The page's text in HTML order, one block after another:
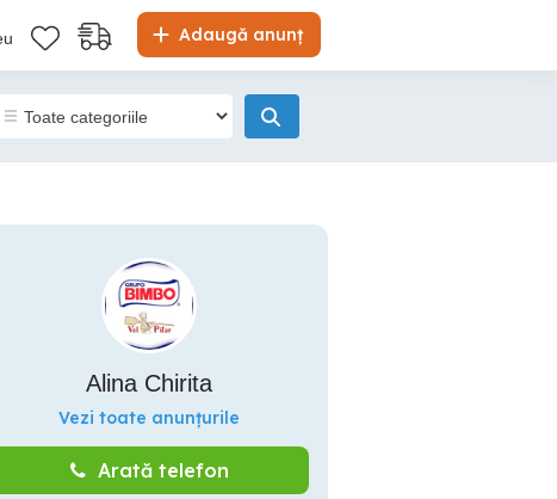
Adaugă anunț
Alina Chirita
Vezi toate anunțurile
Arată telefon